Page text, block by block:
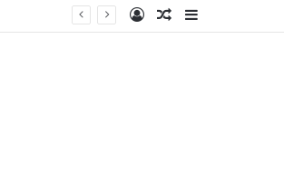
Sidebar
Random
Log